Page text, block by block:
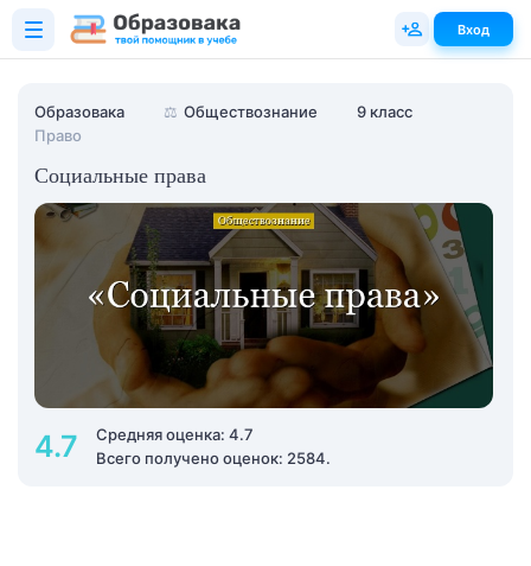
Образовака ⚖️ Обществознание
9 класс
Право
Социальные права
4.7
Средняя оценка: 4.7
Всего получено оценок: 2584.
Вход